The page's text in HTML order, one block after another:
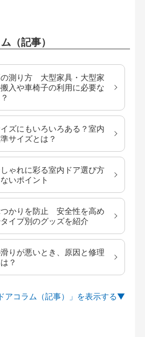
（記事）
の測り方 大型家具・大型家
入や車椅子の利用に必要な
イズにもいろいろある？室内
サイズとは？
ゃれに彩る室内ドア選び方
いポイント
つかりを防止 安全性を高め
イプ別のグッズを紹介
りが悪いとき、原因と修理
？
アコラム（記事）」を